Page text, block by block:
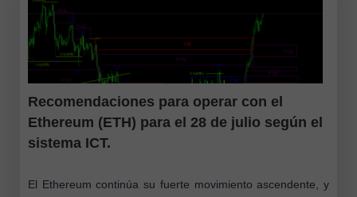
Recomendaciones para operar con el
Ethereum (ETH) para el 28 de julio según el
sistema ICT.
El Ethereum continúa su fuerte movimiento ascendente, y